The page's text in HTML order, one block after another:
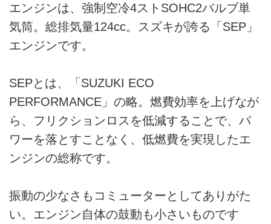
エンジンは、強制空冷4ストSOHC2バルブ単
気筒。総排気量124cc。スズキが誇る「SEP」
エンジンです。
SEPとは、「SUZUKI ECO
PERFORMANCE」の略。燃費効率を上げなが
ら、フリクションロスを低減することで、パ
ワーを落とすことなく、低燃費を実現したエ
ンジンの総称です。
振動の少なさもコミューターとしてありがた
い。エンジン自体の鼓動も小さいものです